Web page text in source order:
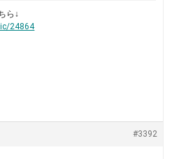
ら↓
24864
#3392